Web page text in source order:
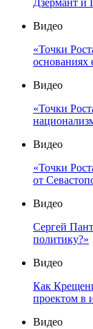
Дзермант и
Видео
«Точки
основаниях
Видео
«Точки
Видео
«Точки
от
Видео
Сергей
политику?»
Видео
Как
проектом в
Видео